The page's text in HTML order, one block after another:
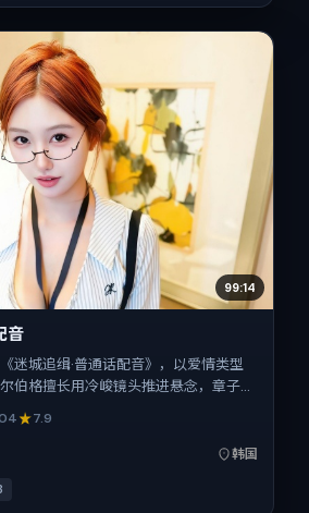
99:14
音
迷城追缉·普通话配音》，以爱情类型
伯格擅长用冷峻镜头推进悬念，章子
凡、松坂桃李、刘德华的对手戏为看点
09-04；片长136分钟；适合关注现
观众。
7.9
韩国